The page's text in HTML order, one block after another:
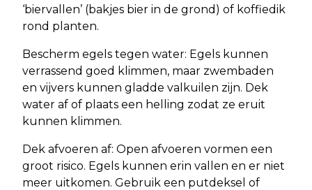
‘biervallen’ (bakjes bier in de grond) of koffiedik
rond planten.
Bescherm egels tegen water: Egels kunnen
verrassend goed klimmen, maar zwembaden
en vijvers kunnen gladde valkuilen zijn. Dek
water af of plaats een helling zodat ze eruit
kunnen klimmen.
Dek afvoeren af: Open afvoeren vormen een
groot risico. Egels kunnen erin vallen en er niet
meer uitkomen. Gebruik een putdeksel of